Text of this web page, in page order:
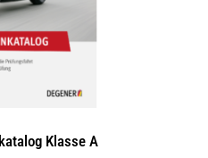
Klasse A